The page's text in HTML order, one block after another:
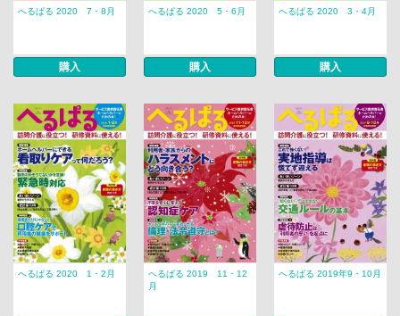
へるぱる 2020 7・8月
購入
へるぱる 2020 5・6月
購入
へるぱる 2020 3・4月
購入
へるぱる 2020 1・2月
へるぱる 2019 11・12
月
へるぱる 2019年9・10月